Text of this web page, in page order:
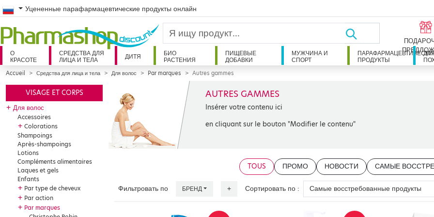
Russian
Уцененные парафармацевтические продукты онлайн
О
КРАСОТЕ
СРЕДСТВА ДЛЯ
ЛИЦА И ТЕЛА
ДИТЯ
БИО
РАСТЕНИЯ
ПИЩЕВЫЕ
ДОБАВКИ
МУЖЧИНА И
СПОРТ
ПРОДУКТЫ
Accueil Средства для лица и тела Для волос Par marques Autres gammes
VISAGE ET CORPS
+ Для волос
Accessoires
+ Colorations
Shampoings
Après-shampoings
Lotions
Compléments alimentaires
Laques et gels
Enfants
+ Par type de cheveux
+ Par action
+ Par marques
AUTRES GAMMES
Insérer votre contenu ici
en cliquant sur le bouton "Modifier le contenu"
TOUS ПРОМО НОВОСТИ САМЫЕ
Фильтровать по БРЕНД + Сортировать по :